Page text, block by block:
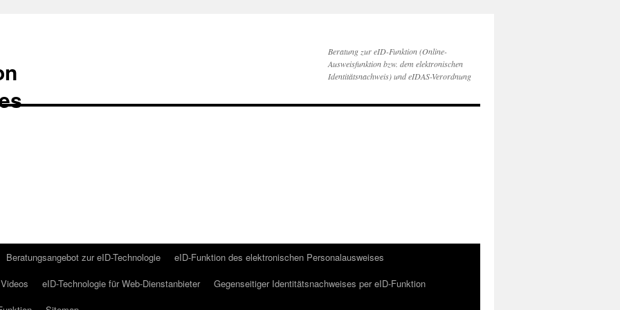
Beratung zur eID-Funktion (Online-
Ausweisfunktion bzw. dem elektronischen
Identitätsnachweis) und eIDAS-Verordnung
Beratungsangebot zur eID-Technologie
eID-Funktion des elektronischen Personalausweises
Videos eID-Technologie für Web-Dienstanbieter
Gegenseitiger Identitätsnachweises per eID-Funktion